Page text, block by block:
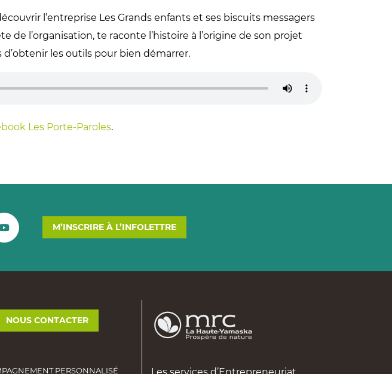
l’entreprise Les Grands enfants et ses biscuits messagers
de l’organisation, te raconte l’histoire à l’origine de son projet
d’obtenir les outils pour bien démarrer.
Les Porte-Paroles.
M’INSCRIRE À L’INFOLETTRE
NOUS CONTACTER
PERSONNALISÉ